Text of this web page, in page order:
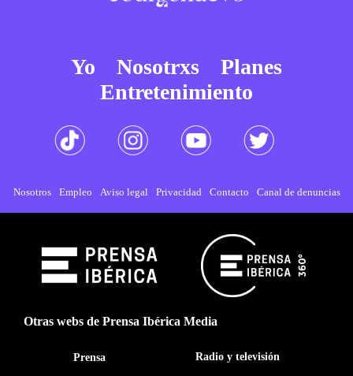
Yo Nosotrxs
Planes
Entretenimiento
Nosotros Empleo Aviso legal Privacidad Contacto Canal de denuncias
Otras webs de Prensa Ibérica Media
Prensa Radio y televisión